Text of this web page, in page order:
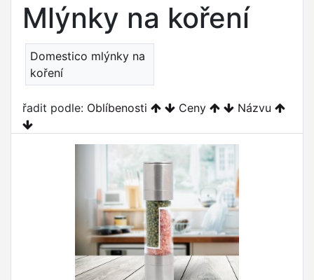
Mlýnky na koření
Domestico mlýnky na
koření
řadit podle: Oblíbenosti Ceny Názvu